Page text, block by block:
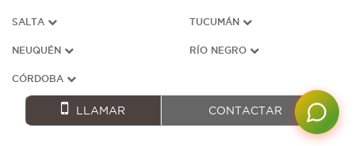
LLAMAR CONTACTAR
SALTA TUCUMÁN
NEUQUÉN RÍO NEGRO
CÓRDOBA